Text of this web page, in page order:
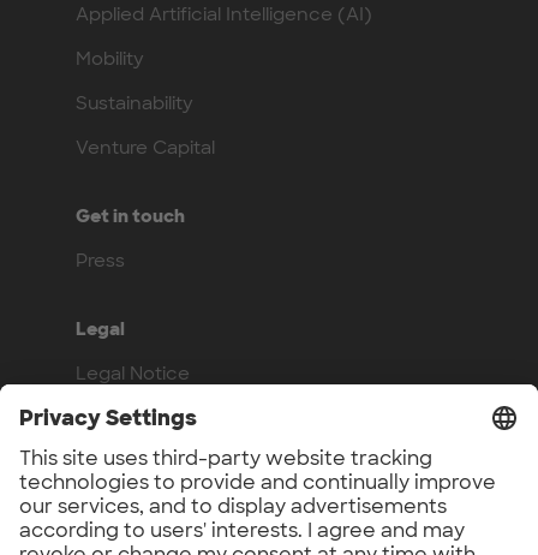
Applied Artificial Intelligence (AI)
Mobility
Sustainability
Venture Capital
Get in touch
Press
Legal
Legal Notice
Privacy Policy
Compliance
Work with us